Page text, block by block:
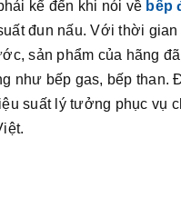
kể đến khi nói về bếp
đun nấu. Với thời
sản phẩm của hãng
như bếp gas, bếp than.
suất lý tưởng phục vụ